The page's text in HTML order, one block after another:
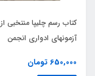
کتاب رسم چلیپا منتخبی از
آزمونهای ادواری انجمن
650,000 تومان